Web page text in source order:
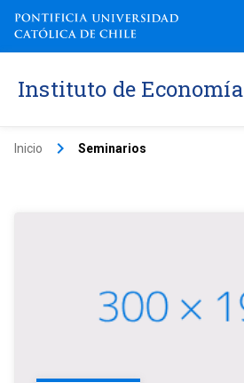
Instituto de Economía
Inicio keyboard_arrow_right Seminarios